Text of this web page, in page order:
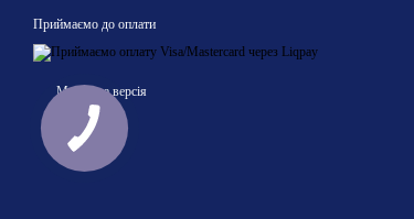
Приймаємо до оплати
Мобільна версія